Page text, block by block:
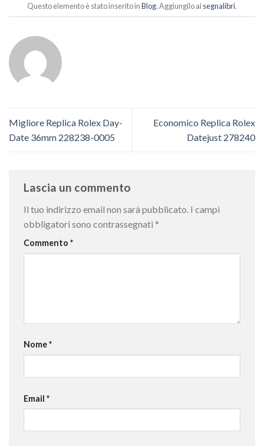
Questo elemento è stato inserito inBlog. Aggiungilo aisegnalibri.
Migliore Replica Rolex Day-
Date 36mm 228238-0005
Economico Replica Rolex
Datejust 278240
Lascia un commento
Il tuo indirizzo email non sarà pubblicato. I campi
obbligatori sono contrassegnati *
Commento *
Nome*
Email *